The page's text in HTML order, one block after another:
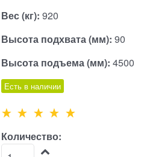
Вес (кг): 920
Высота подхвата (мм): 90
Высота подъема (мм): 4500
Есть в наличии
Количество: